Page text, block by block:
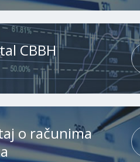
CBBH
o računima